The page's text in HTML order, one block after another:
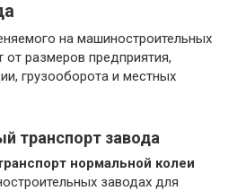
на машиностроительных
от размеров предприятия,
грузооборота и местных
транспорт завода
нормальной колеи
заводах для